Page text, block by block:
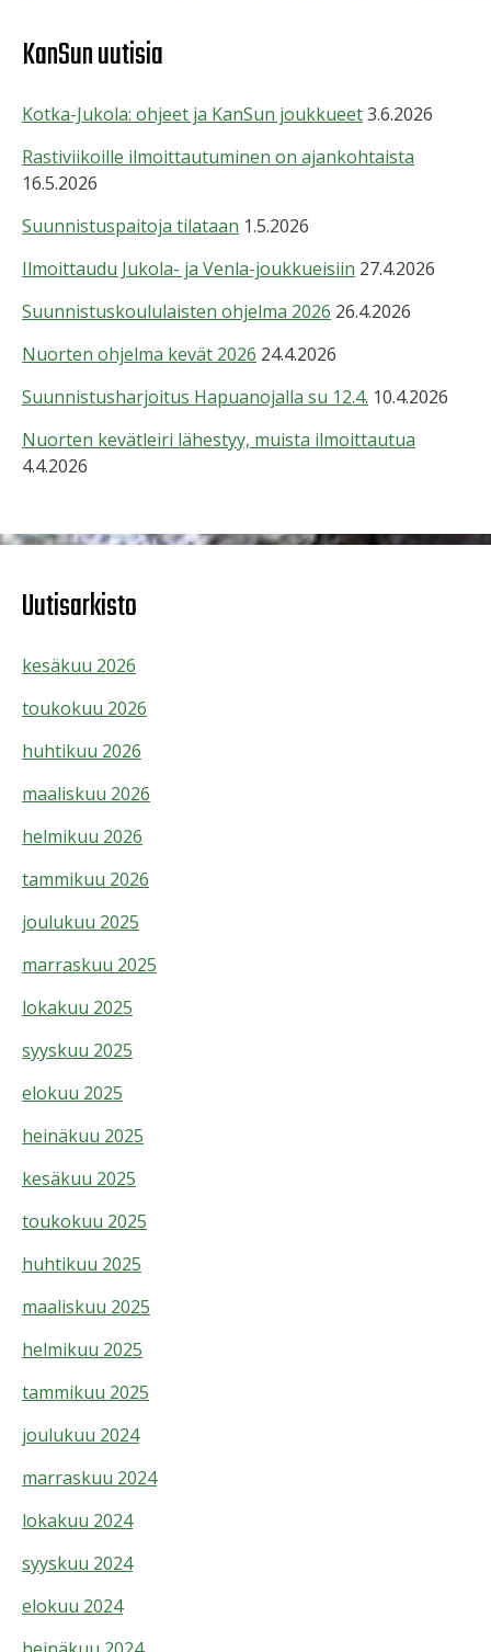
KanSun uutisia
Kotka-Jukola: ohjeet ja KanSun joukkueet3.6.2026
Rastiviikoille ilmoittautuminen on ajankohtaista
16.5.2026
Suunnistuspaitoja tilataan 1.5.2026
Ilmoittaudu Jukola- ja Venla-joukkueisiin 27.4.2026
Suunnistuskoululaisten ohjelma 2026 26.4.2026
Nuorten ohjelma kevät 2026 24.4.2026
Suunnistusharjoitus Hapuanojalla su 12.4. 10.4.2026
Nuorten kevätleiri lähestyy, muista ilmoittautua
4.4.2026
Uutisarkisto
kesäkuu 2026
toukokuu 2026
huhtikuu 2026
maaliskuu 2026
helmikuu 2026
tammikuu 2026
joulukuu 2025
marraskuu 2025
lokakuu 2025
syyskuu 2025
elokuu 2025
heinäkuu 2025
kesäkuu 2025
toukokuu 2025
huhtikuu 2025
maaliskuu 2025
helmikuu 2025
tammikuu 2025
joulukuu 2024
marraskuu 2024
lokakuu 2024
syyskuu 2024
elokuu 2024